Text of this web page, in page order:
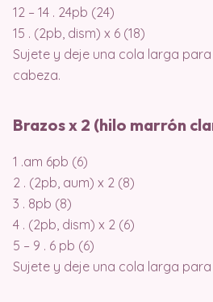
12 – 14 . 24pb (24)
15 . (2pb, dism) x 6 (18)
Sujete y deje una cola larga
cabeza.
Brazos x 2 (hilo marrón
1 .am 6pb (6)
2 . (2pb, aum) x 2 (8)
3 . 8pb (8)
4 . (2pb, dism) x 2 (6)
5 – 9 . 6 pb (6)
Sujete y deje una cola larga